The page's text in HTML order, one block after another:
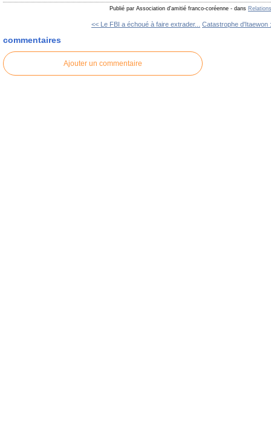
Publié par Association d'amitié franco-coréenne - dans
<< Le FBI a échoué à faire extrader... Catastrophe d'Itaewon
commentaires
Ajouter un commentaire